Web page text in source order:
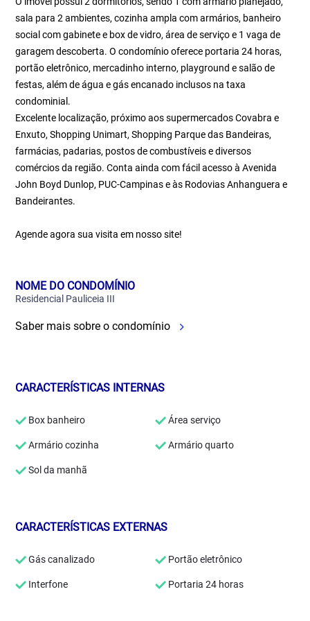
sala para 2 ambientes, cozinha ampla com armários, banheiro
social com gabinete e box de vidro, área de serviço e 1 vaga de
garagem descoberta. O condomínio oferece portaria 24 horas,
portão eletrônico, mercadinho interno, playground e salão de
festas, além de água e gás encanado inclusos na taxa
condominial.
Excelente localização, próximo aos supermercados Covabra e
Enxuto, Shopping Unimart, Shopping Parque das Bandeiras,
farmácias, padarias, postos de combustíveis e diversos
comércios da região. Conta ainda com fácil acesso à Avenida
John Boyd Dunlop, PUC-Campinas e às Rodovias Anhanguera e
Bandeirantes.
Agende agora sua visita em nosso site!
NOME DO CONDOMÍNIO
Residencial Pauliceia III
Saber mais sobre o condomínio
CARACTERÍSTICAS INTERNAS
Box banheiro Área serviço
Armário cozinha Armário quarto
Sol da manhã
CARACTERÍSTICAS EXTERNAS
Gás canalizado Portão eletrônico
Interfone Portaria 24 horas